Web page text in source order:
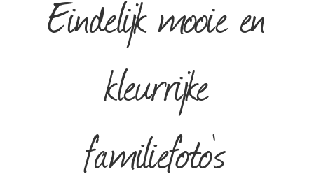
Eindelijk mooie en
kleurrijke
familiefoto's